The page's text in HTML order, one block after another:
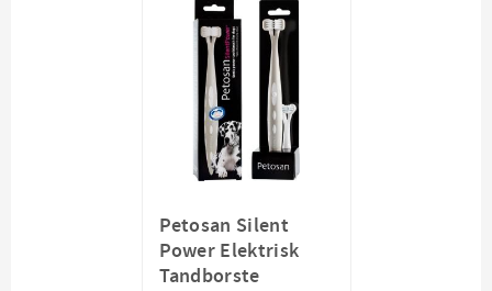
Petosan Silent
Power Elektrisk
Tandborste